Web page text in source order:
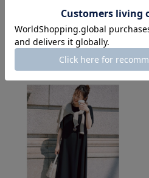
23区
【洗える】クリスタルアムンゼン プリーツワ
ンピース